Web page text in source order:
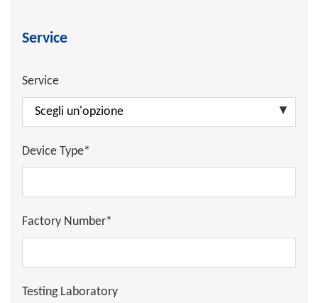
Service
Service
Device Type*
Factory Number*
Testing Laboratory